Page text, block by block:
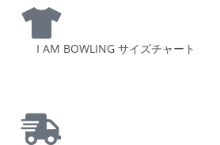
I AM BOWLING サイズチャート